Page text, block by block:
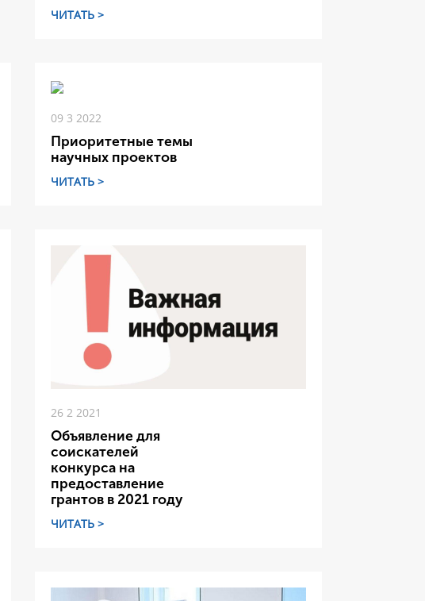
ЧИТАТЬ >
09 3 2022
Приоритетные темы
научных проектов
ЧИТАТЬ >
26 2 2021
Объявление для
соискателей
конкурса на
предоставление
грантов в 2021 году
ЧИТАТЬ >